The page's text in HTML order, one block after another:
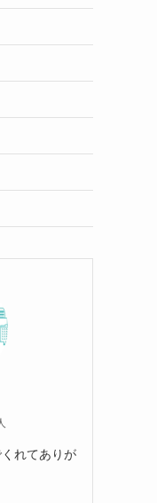
れてありが